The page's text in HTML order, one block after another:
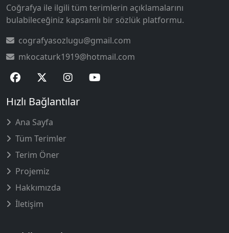
Coğrafya ile ilgili tüm terimlerin açıklamalarını
bulabileceğiniz kapsamlı bir sözlük platformu.
cografyasozlugu@gmail.com
mkocaturk1919@hotmail.com
Hızlı Bağlantılar
Ana Sayfa
Tüm Terimler
Terim Öner
Projemiz
Hakkımızda
İletişim